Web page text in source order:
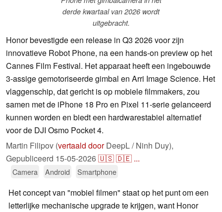
derde kwartaal van 2026 wordt
uitgebracht.
Honor bevestigde een release in Q3 2026 voor zijn
innovatieve Robot Phone, na een hands-on preview op het
Cannes Film Festival. Het apparaat heeft een ingebouwde
3-assige gemotoriseerde gimbal en Arri Image Science. Het
vlaggenschip, dat gericht is op mobiele filmmakers, zou
samen met de iPhone 18 Pro en Pixel 11-serie gelanceerd
kunnen worden en biedt een hardwarestabiel alternatief
voor de DJI Osmo Pocket 4.
Martin Filipov (vertaald doorDeepL / Ninh Duy),
Gepubliceerd 15-05-2026🇺🇸🇩🇪 ...
Camera Android Smartphone
Het concept van "mobiel filmen" staat op het punt om een
letterlijke mechanische upgrade te krijgen, want Honor